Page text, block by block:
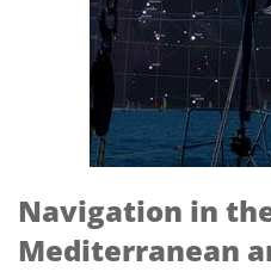
Navigation in
Mediterranean